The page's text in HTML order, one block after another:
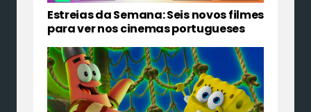
Estreias da Semana: Seis novos filmes
para ver nos cinemas portugueses